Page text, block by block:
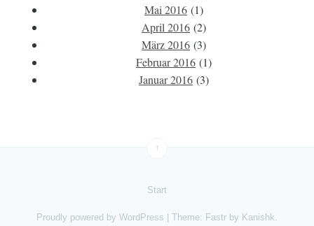
Mai 2016 (1)
April 2016 (2)
März 2016 (3)
Februar 2016 (1)
Januar 2016 (3)
↑
Start
Proudly powered by WordPress Theme: Fastr by Kanishk.